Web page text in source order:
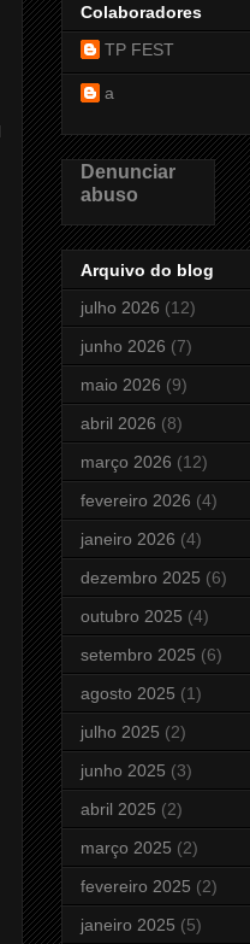
Colaboradores
TP FEST
a
Denunciar
abuso
Arquivo do blog
julho 2026 (12)
junho 2026 (7)
maio 2026 (9)
abril 2026 (8)
março 2026 (12)
fevereiro 2026 (4)
janeiro 2026 (4)
dezembro 2025 (6)
outubro 2025 (4)
setembro 2025 (6)
agosto 2025 (1)
julho 2025 (2)
junho 2025 (3)
abril 2025 (2)
março 2025 (2)
fevereiro 2025 (2)
janeiro 2025 (5)